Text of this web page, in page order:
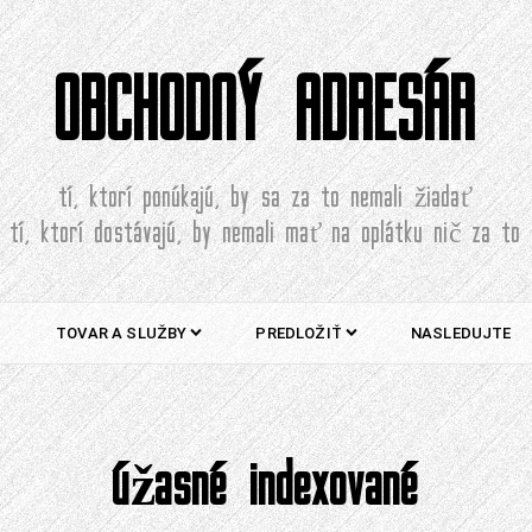
OBCHODNÝ ADRESÁR
tí, ktorí ponúkajú, by sa za to nemali žiadať
tí, ktorí dostávajú, by nemali mať na oplátku nič za to
TOVAR A SLUŽBY PREDLOŽIŤ NASLEDUJTE
úžasné indexované